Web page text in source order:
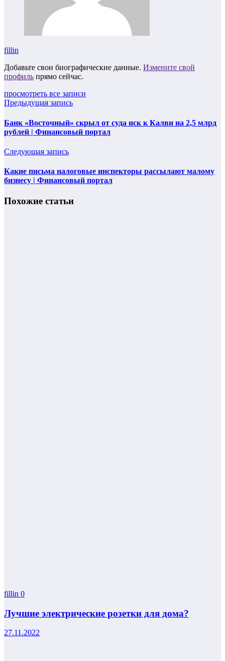
fillin
Добавьте свои биографические данные. Измените свой
профиль прямо сейчас.
просмотреть все записи
Предыдущая запись
Банк «Восточный» скрыл от суда иск к Калви на 2,5 млрд
рублей | Финансовый портал
Следующая запись
Какие письма налоговые инспекторы рассылают малому
бизнесу | Финансовый портал
Похожие статьи
fillin 0
Лучшие электрические розетки для дома?
27.11.2022